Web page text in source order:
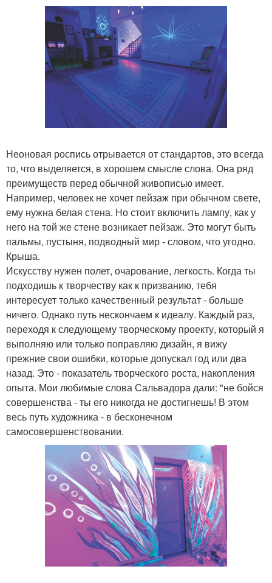
Неоновая роспись отрывается от стандартов, это всегда
то, что выделяется, в хорошем смысле слова. Она ряд
преимуществ перед обычной живописью имеет.
Например, человек не хочет пейзаж при обычном свете,
ему нужна белая стена. Но стоит включить лампу, как у
него на той же стене возникает пейзаж. Это могут быть
пальмы, пустыня, подводный мир - словом, что угодно.
Крыша.
Искусству нужен полет, очарование, легкость. Когда ты
подходишь к творчеству как к призванию, тебя
интересует только качественный результат - больше
ничего. Однако путь нескончаем к идеалу. Каждый раз,
переходя к следующему творческому проекту, который я
выполняю или только поправляю дизайн, я вижу
прежние свои ошибки, которые допускал год или два
назад. Это - показатель творческого роста, накопления
опыта. Мои любимые слова Сальвадора дали: "не бойся
совершенства - ты его никогда не достигнешь! В этом
весь путь художника - в бесконечном
самосовершенствовании.